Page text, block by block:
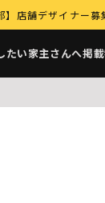
店舗デザイナー募
たい家主さんへ掲